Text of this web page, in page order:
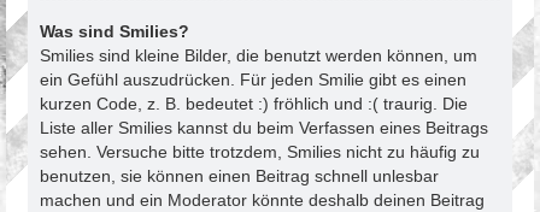
Was sind Smilies?
Smilies sind kleine Bilder, die benutzt werden können, um
ein Gefühl auszudrücken. Für jeden Smilie gibt es einen
kurzen Code, z. B. bedeutet :) fröhlich und :( traurig. Die
Liste aller Smilies kannst du beim Verfassen eines Beitrags
sehen. Versuche bitte trotzdem, Smilies nicht zu häufig zu
benutzen, sie können einen Beitrag schnell unlesbar
machen und ein Moderator könnte deshalb deinen Beitrag